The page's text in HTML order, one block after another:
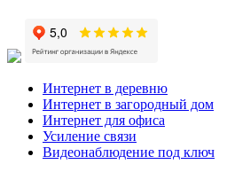
Интернет в деревню
Интернет в загородный дом
Интернет для офиса
Усиление связи
Видеонаблюдение под ключ